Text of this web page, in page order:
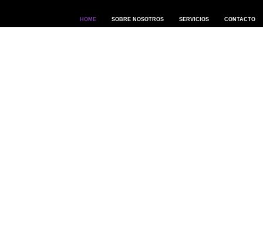
HOME SOBRE NOSOTROS SERVICIOS CONTACTO